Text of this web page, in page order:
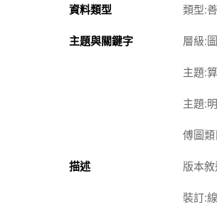
資料類型 類型:
主題與關鍵字 層級:
主題:
主題:
傅圖
描述 版本
裝訂: